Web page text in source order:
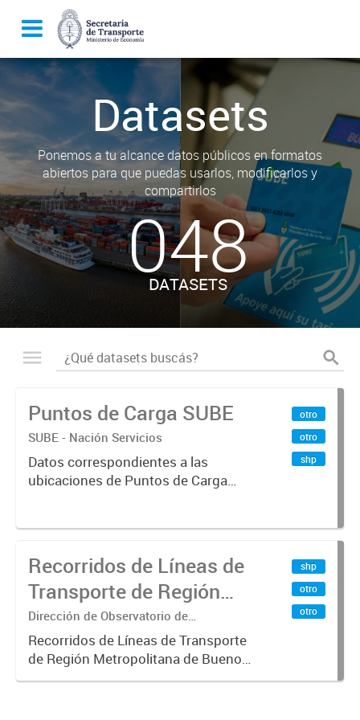
Datasets
Ponemos a tu alcance datos públicos en formatos
abiertos para que puedas usarlos, modificarlos y
compartirlos
048
DATASETS
Puntos de Carga SUBE
SUBE - Nación Servicios
Datos correspondientes a las
ubicaciones de Puntos de Carga
otro
otro
shp
Recorridos de Líneas de
Transporte de Región
Metropolitana de
Buenos Aires (RMBA)
Dirección de Observatorio de
Transporte, Estudio y Sistemas
Recorridos de Líneas de Transporte
de Región Metropolitana de Buenos
Aires (RMBA).-
shp
otro
otro